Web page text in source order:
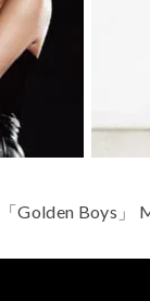
Golden Boys」